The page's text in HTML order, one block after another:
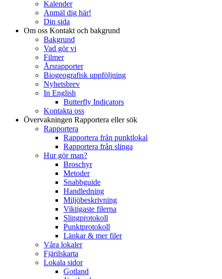
Kalender
Anmäl dig här!
Din sida
Om oss Kontakt och bakgrund
Bakgrund
Vad gör vi
Filmer
Årsrapporter
Biogeografisk uppföljning
Nyhetsbrev
In English
Butterfly Indicators
Kontakta oss
Övervakningen Rapportera eller sök
Rapportera
Rapportera från punktlokal
Rapportera från slinga
Hur gör man?
Broschyr
Metoder
Snabbguide
Handledning
Miljöbeskrivning
Viktigaste filerna
Slingprotokoll
Punktprotokoll
Länkar & mer filer
Våra lokaler
Fjärilskarta
Lokala sidor
Gotland